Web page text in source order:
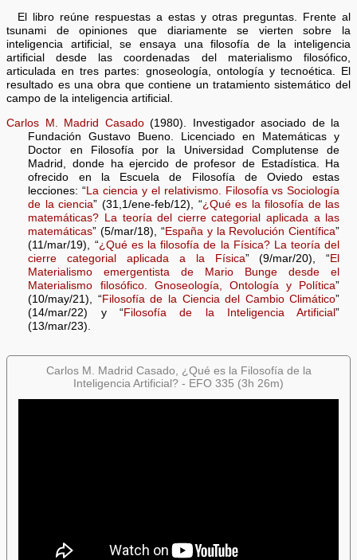
El libro reúne respuestas a estas y otras preguntas. Frente al
tsunami de opiniones que diariamente se vierten sobre la
inteligencia artificial, se ensaya una filosofía de la inteligencia
artificial desde las coordenadas del materialismo filosófico,
articulada en tres partes: gnoseología, ontología y tecnoética. El
resultado es una obra que contiene un tratamiento sistemático del
campo de la inteligencia artificial.
Carlos M. Madrid Casado(1980). Investigador asociado de la
Fundación Gustavo Bueno. Licenciado en Matemáticas y
Doctor en Filosofía por la Universidad Complutense de
Madrid, donde ha ejercido de profesor de Estadística. Ha
ofrecido en la Escuela de Filosofía de Oviedo estas
lecciones: “ La ciencia y el relativismo. Filosofía vs Sociología
de la ciencia” (31,1/ene-feb/12), “¿Qué es la filosofía de las
matemáticas? La teoría del cierre categorial aplicada a las
matemáticas” (5/mar/18), “España y la Revolución Científica”
(11/mar/19), “¿Qué es la filosofía de la Física? La teoría del
cierre categorial aplicada a la Física” (9/mar/20), “El
Materialismo emergentista de Mario Bunge desde el
Materialismo filosófico. Gnoseología, Ontología y Política”
(10/may/21), “Filosofía de la Ciencia del Cambio Climático”
(14/mar/22) y “Filosofía de la Inteligencia Artificial”
(13/mar/23).
Carlos M. Madrid Casado, ¿Qué es la Filosofía de la
Inteligencia Artificial? - EFO 335 (3h 26m)